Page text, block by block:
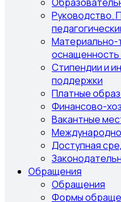
Руководство.
Материально-
оснащенность
Стипендии и
поддержки
Платные
Финансово-
Вакантные
Доступная
Обращения
Обращения
Формы